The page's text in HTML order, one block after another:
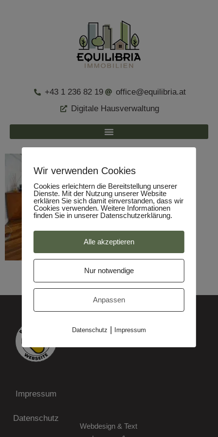
+43 1 236 82 19
office@equilibria.at
Digitale Hausverwaltung
Impressum
Datenschutz
Webdesign & Text
Wir verwenden Cookies
Cookies erleichtern die Bereitstellung unserer
Dienste. Mit der Nutzung unserer Website
erklären Sie sich damit einverstanden, dass wir
Cookies verwenden. Weitere Informationen
finden Sie in unserer Datenschutzerklärung.
Alle akzeptieren
Nur notwendige
Anpassen
Datenschutz | Impressum